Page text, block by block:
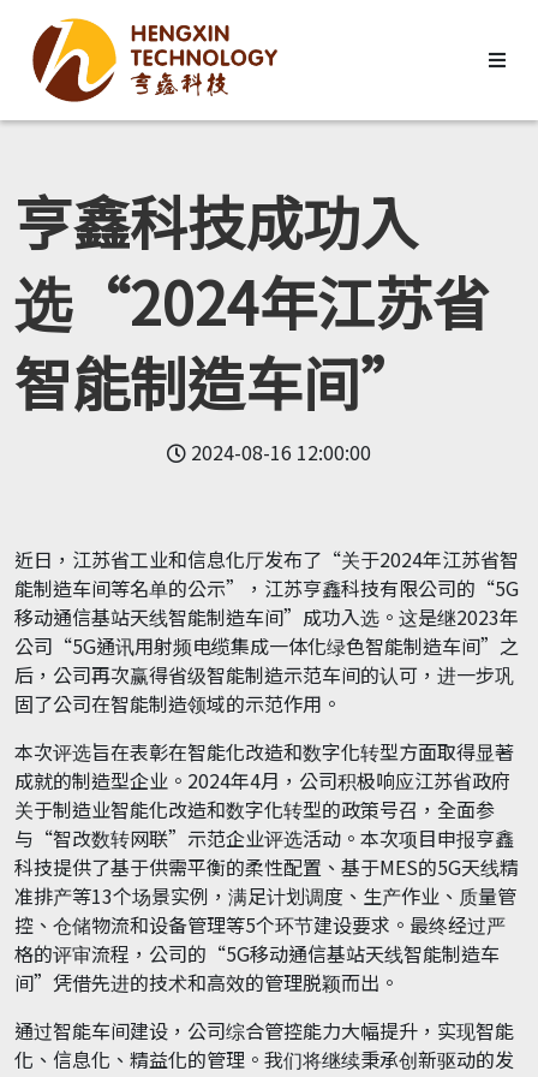
亨鑫科技成功入
选“2024年江苏省
智能制造车间”
2024-08-16 12:00:00
近日，江苏省工业和信息化厅发布了“关于2024年江苏省智
能制造车间等名单的公示”，江苏亨鑫科技有限公司的“5G
移动通信基站天线智能制造车间”成功入选。这是继2023年
公司“5G通讯用射频电缆集成一体化绿色智能制造车间”之
后，公司再次赢得省级智能制造示范车间的认可，进一步巩
固了公司在智能制造领域的示范作用。
本次评选旨在表彰在智能化改造和数字化转型方面取得显著
成就的制造型企业。2024年4月，公司积极响应江苏省政府
关于制造业智能化改造和数字化转型的政策号召，全面参
与“智改数转网联”示范企业评选活动。本次项目申报亨鑫
科技提供了基于供需平衡的柔性配置、基于MES的5G天线精
准排产等13个场景实例，满足计划调度、生产作业、质量管
控、仓储物流和设备管理等5个环节建设要求。最终经过严
格的评审流程，公司的“5G移动通信基站天线智能制造车
间”凭借先进的技术和高效的管理脱颖而出。
通过智能车间建设，公司综合管控能力大幅提升，实现智能
化、信息化、精益化的管理。我们将继续秉承创新驱动的发